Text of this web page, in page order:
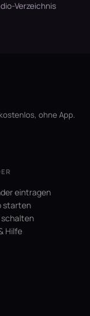
Verzeichnis
ohne App.
eintragen
starten
schalten
Hilfe